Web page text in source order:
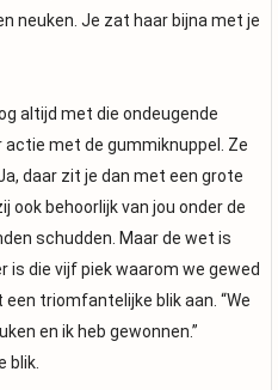
neuken. Je zat haar bijna met je
altijd met die ondeugende
actie met de gummiknuppel. Ze
daar zit je dan met een grote
ook behoorlijk van jou onder de
schudden. Maar de wet is
is die vijf piek waarom we gewed
triomfantelijke blik aan. “We
en ik heb gewonnen.”
blik.